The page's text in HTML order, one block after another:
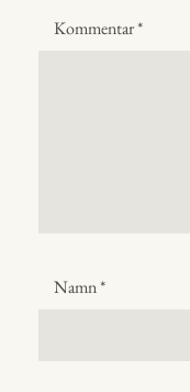
Kommentar*
Namn*